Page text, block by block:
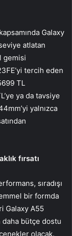
Galaxy
atlatan
gemisi
tercih eden
TL
ya da tavsiye
yalnızca
fırsatı
sıradışı
bir formda
Galaxy A55
daha bütçe dostu
olacak.